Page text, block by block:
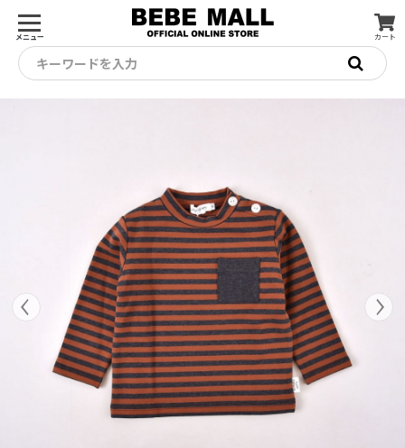
メニュー カート
キーワードを入力